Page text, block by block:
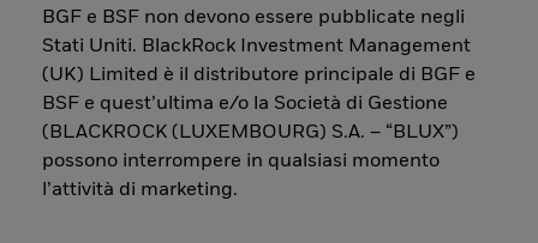
BGF e BSF non devono essere pubblicate negli
Stati Uniti. BlackRock Investment Management
(UK) Limited è il distributore principale di BGF e
BSF e quest’ultima e/o la Società di Gestione
(BLACKROCK (LUXEMBOURG) S.A. – “BLUX”)
possono interrompere in qualsiasi momento
l’attività di marketing.